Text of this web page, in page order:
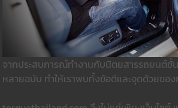
จากประสบการณ์ทำงานกับนิตยสารรถยนต์ชั้น
หลายฉบับ ทำให้เราพบทั้งข้อดีและจุดด้วยของ